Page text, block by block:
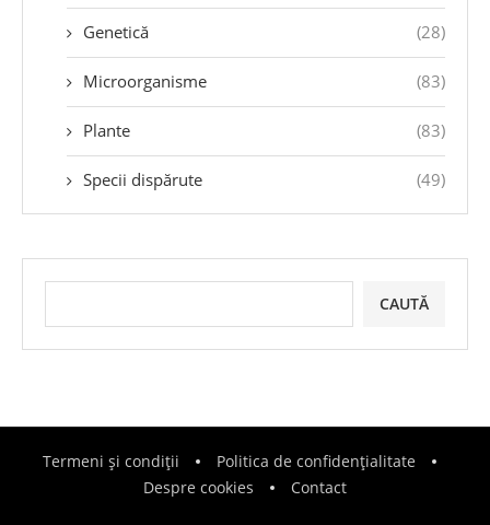
Genetică (28)
Microorganisme (83)
Plante (83)
Specii dispărute (49)
CAUTĂ
Termeni și condiții
Politica de confidențialitate
Despre cookies
Contact